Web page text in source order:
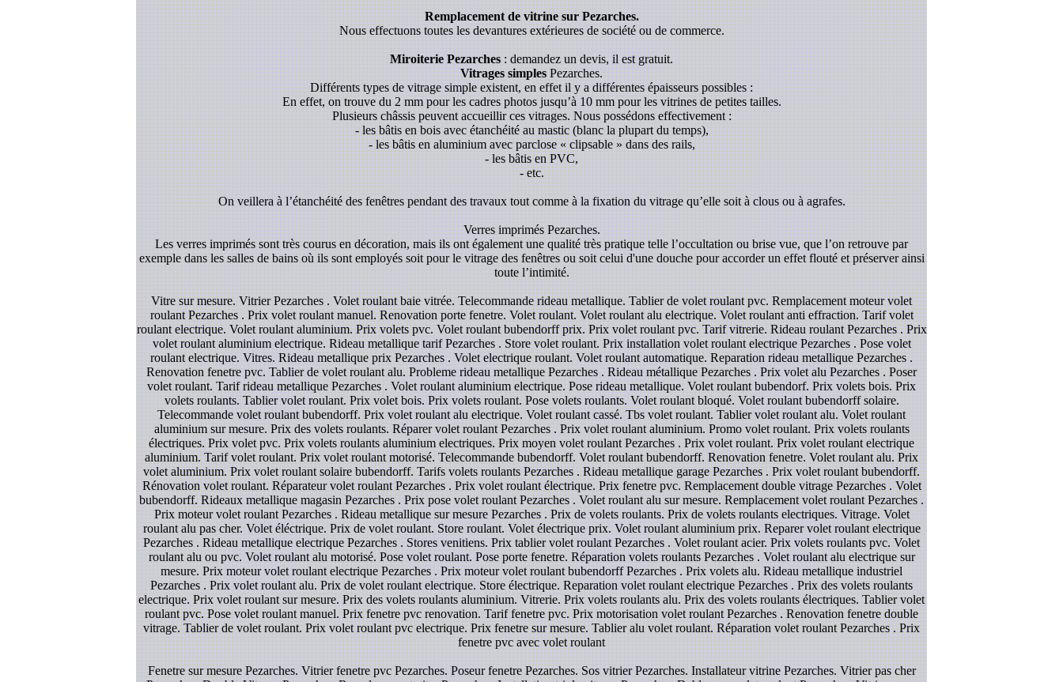
Remplacement de vitrine sur Pezarches.
Nous effectuons toutes les devantures extérieures de société ou de commerce.
Miroiterie Pezarches: demandez un devis, il est gratuit.
Vitrages simplesPezarches.
Différents types de vitrage simple existent, en effet il y a différentes épaisseurs possibles :
En effet, on trouve du 2 mm pour les cadres photos jusqu’à 10 mm pour les vitrines de petites tailles.
Plusieurs châssis peuvent accueillir ces vitrages. Nous possédons effectivement :
- les bâtis en bois avec étanchéité au mastic (blanc la plupart du temps),
- les bâtis en aluminium avec parclose « clipsable » dans des rails,
- les bâtis en PVC,
- etc.
On veillera à l’étanchéité des fenêtres pendant des travaux tout comme à la fixation du vitrage qu’elle soit à clous ou à agrafes.
Verres imprimés Pezarches.
Les verres imprimés sont très courus en décoration, mais ils ont également une qualité très pratique telle l’occultation ou brise vue, que l’on retrouve par
exemple dans les salles de bains où ils sont employés soit pour le vitrage des fenêtres ou soit celui d'une douche pour accorder un effet flouté et préserver ainsi
toute l’intimité.
Vitre sur mesure. Vitrier Pezarches . Volet roulant baie vitrée. Telecommande rideau metallique. Tablier de volet roulant pvc. Remplacement moteur volet
roulant Pezarches . Prix volet roulant manuel. Renovation porte fenetre. Volet roulant. Volet roulant alu electrique. Volet roulant anti effraction. Tarif volet
roulant electrique. Volet roulant aluminium. Prix volets pvc. Volet roulant bubendorff prix. Prix volet roulant pvc. Tarif vitrerie. Rideau roulant Pezarches . Prix
volet roulant aluminium electrique. Rideau metallique tarif Pezarches . Store volet roulant. Prix installation volet roulant electrique Pezarches . Pose volet
roulant electrique. Vitres. Rideau metallique prix Pezarches . Volet electrique roulant. Volet roulant automatique. Reparation rideau metallique Pezarches .
Renovation fenetre pvc. Tablier de volet roulant alu. Probleme rideau metallique Pezarches . Rideau métallique Pezarches . Prix volet alu Pezarches . Poser
volet roulant. Tarif rideau metallique Pezarches . Volet roulant aluminium electrique. Pose rideau metallique. Volet roulant bubendorf. Prix volets bois. Prix
volets roulants. Tablier volet roulant. Prix volet bois. Prix volets roulant. Pose volets roulants. Volet roulant bloqué. Volet roulant bubendorff solaire.
Telecommande volet roulant bubendorff. Prix volet roulant alu electrique. Volet roulant cassé. Tbs volet roulant. Tablier volet roulant alu. Volet roulant
aluminium sur mesure. Prix des volets roulants. Réparer volet roulant Pezarches . Prix volet roulant aluminium. Promo volet roulant. Prix volets roulants
électriques. Prix volet pvc. Prix volets roulants aluminium electriques. Prix moyen volet roulant Pezarches . Prix volet roulant. Prix volet roulant electrique
aluminium. Tarif volet roulant. Prix volet roulant motorisé. Telecommande bubendorff. Volet roulant bubendorff. Renovation fenetre. Volet roulant alu. Prix
volet aluminium. Prix volet roulant solaire bubendorff. Tarifs volets roulants Pezarches . Rideau metallique garage Pezarches . Prix volet roulant bubendorff.
Rénovation volet roulant. Réparateur volet roulant Pezarches . Prix volet roulant électrique. Prix fenetre pvc. Remplacement double vitrage Pezarches . Volet
bubendorff. Rideaux metallique magasin Pezarches . Prix pose volet roulant Pezarches . Volet roulant alu sur mesure. Remplacement volet roulant Pezarches .
Prix moteur volet roulant Pezarches . Rideau metallique sur mesure Pezarches . Prix de volets roulants. Prix de volets roulants electriques. Vitrage. Volet
roulant alu pas cher. Volet éléctrique. Prix de volet roulant. Store roulant. Volet électrique prix. Volet roulant aluminium prix. Reparer volet roulant electrique
Pezarches . Rideau metallique electrique Pezarches . Stores venitiens. Prix tablier volet roulant Pezarches . Volet roulant acier. Prix volets roulants pvc. Volet
roulant alu ou pvc. Volet roulant alu motorisé. Pose volet roulant. Pose porte fenetre. Réparation volets roulants Pezarches . Volet roulant alu electrique sur
mesure. Prix moteur volet roulant electrique Pezarches . Prix moteur volet roulant bubendorff Pezarches . Prix volets alu. Rideau metallique industriel
Pezarches . Prix volet roulant alu. Prix de volet roulant electrique. Store électrique. Reparation volet roulant electrique Pezarches . Prix des volets roulants
electrique. Prix volet roulant sur mesure. Prix des volets roulants aluminium. Vitrerie. Prix volets roulants alu. Prix des volets roulants électriques. Tablier volet
roulant pvc. Pose volet roulant manuel. Prix fenetre pvc renovation. Tarif fenetre pvc. Prix motorisation volet roulant Pezarches . Renovation fenetre double
vitrage. Tablier de volet roulant. Prix volet roulant pvc electrique. Prix fenetre sur mesure. Tablier alu volet roulant. Réparation volet roulant Pezarches . Prix
fenetre pvc avec volet roulant
Fenetre sur mesure Pezarches. Vitrier fenetre pvc Pezarches. Poseur fenetre Pezarches. Sos vitrier Pezarches. Installateur vitrine Pezarches. Vitrier pas cher